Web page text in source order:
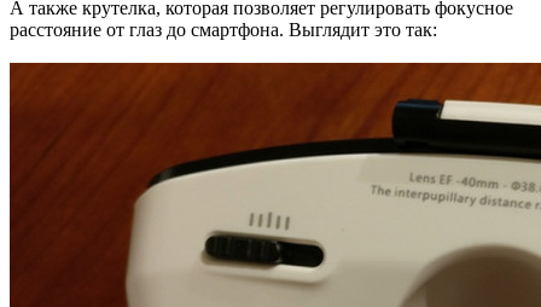
А также крутелка, которая позволяет регулировать фокусное
расстояние от глаз до смартфона. Выглядит это так: